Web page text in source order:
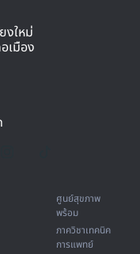
งใหม่
เมือง
ศูนย์สุขภาพ
พร้อม
ภาควิชาเทคนิค
การแพทย์